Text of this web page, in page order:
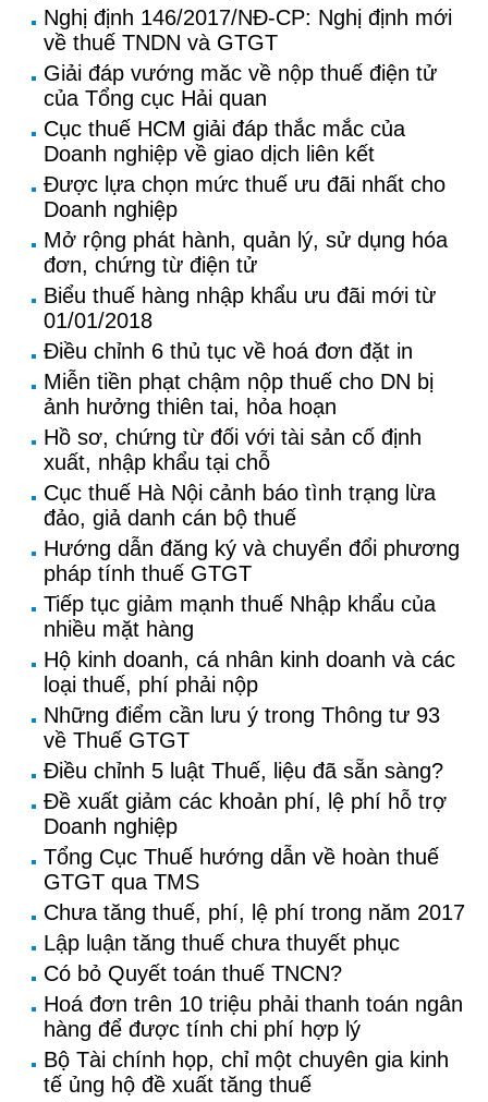
Nghị định 146/2017/NĐ-CP: Nghị định mới
về thuế TNDN và GTGT
Giải đáp vướng măc về nộp thuế điện tử
của Tổng cục Hải quan
Cục thuế HCM giải đáp thắc mắc của
Doanh nghiệp về giao dịch liên kết
Được lựa chọn mức thuế ưu đãi nhất cho
Doanh nghiệp
Mở rộng phát hành, quản lý, sử dụng hóa
đơn, chứng từ điện tử
Biểu thuế hàng nhập khẩu ưu đãi mới từ
01/01/2018
Điều chỉnh 6 thủ tục về hoá đơn đặt in
Miễn tiền phạt chậm nộp thuế cho DN bị
ảnh hưởng thiên tai, hỏa hoạn
Hồ sơ, chứng từ đối với tài sản cố định
xuất, nhập khẩu tại chỗ
Cục thuế Hà Nội cảnh báo tình trạng lừa
đảo, giả danh cán bộ thuế
Hướng dẫn đăng ký và chuyển đổi phương
pháp tính thuế GTGT
Tiếp tục giảm mạnh thuế Nhập khẩu của
nhiều mặt hàng
Hộ kinh doanh, cá nhân kinh doanh và các
loại thuế, phí phải nộp
Những điểm cần lưu ý trong Thông tư 93
về Thuế GTGT
Điều chỉnh 5 luật Thuế, liệu đã sẵn sàng?
Đề xuất giảm các khoản phí, lệ phí hỗ trợ
Doanh nghiệp
Tổng Cục Thuế hướng dẫn về hoàn thuế
GTGT qua TMS
Chưa tăng thuế, phí, lệ phí trong năm 2017
Lập luận tăng thuế chưa thuyết phục
Có bỏ Quyết toán thuế TNCN?
Hoá đơn trên 10 triệu phải thanh toán ngân
hàng để được tính chi phí hợp lý
Bộ Tài chính họp, chỉ một chuyên gia kinh
tế ủng hộ đề xuất tăng thuế